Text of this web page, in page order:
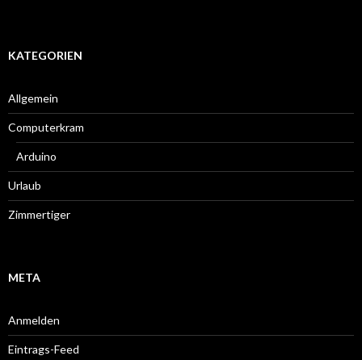
KATEGORIEN
Allgemein
Computerkram
Arduino
Urlaub
Zimmertiger
META
Anmelden
Eintrags-Feed